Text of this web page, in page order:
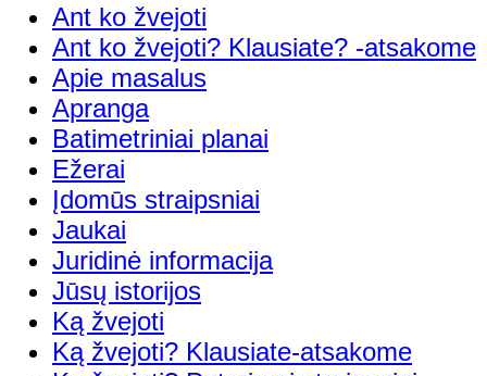
Ant ko žvejoti
Ant ko žvejoti? Klausiate? -atsakome
Apie masalus
Apranga
Batimetriniai planai
Ežerai
Įdomūs straipsniai
Jaukai
Juridinė informacija
Jūsų istorijos
Ką žvejoti
Ką žvejoti? Klausiate-atsakome